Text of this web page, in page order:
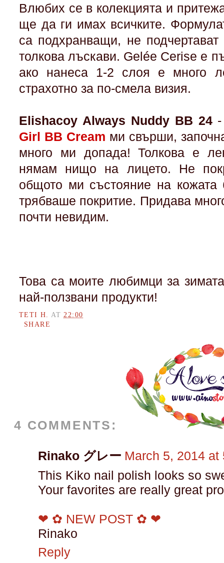
Влюбих се в колекцията и
ще да ги имах всичките.
са подхранващи, не подчертават
толкова лъскави. Gelée Cerise е
ако нанеса 1-2 слоя е много
страхотно за по-смела визия.
Elishacoy Always Nuddy BB 24-
Girl BB Cream ми свърши,
много ми допада! Толкова е
нямам нищо на лицето. Не
общото ми състояние на
трябваше покритие. Придава
почти невидим.
Това са моите любимци за
най-ползвани продукти!
TETI H.AT22:00
SHARE
4 COMMENTS:
Rinako グレー March 5, 2014 at
This Kiko nail polish looks so
Your favorites are really great
❤ ✿ NEW POST ✿ ❤
Rinako
Reply